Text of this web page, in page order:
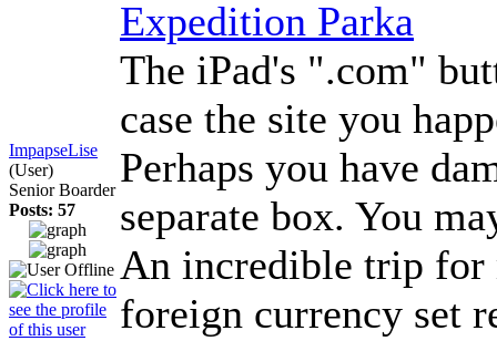
ImpapseLise
(User)
Senior Boarder
Posts: 57
Expedition Parka
The iPad's ".com"
case the site you
Perhaps you have
separate box. You
An incredible trip for
foreign currency set